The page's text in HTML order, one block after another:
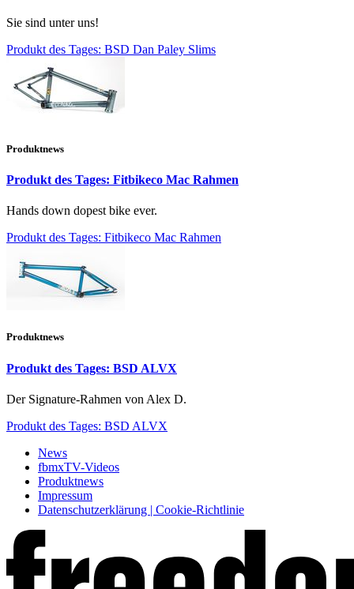
Sie sind unter uns!
Produkt des Tages: BSD Dan Paley Slims
Produktnews
Produkt des Tages: Fitbikeco Mac Rahmen
Hands down dopest bike ever.
Produkt des Tages: Fitbikeco Mac Rahmen
Produktnews
Produkt des Tages: BSD ALVX
Der Signature-Rahmen von Alex D.
Produkt des Tages: BSD ALVX
News
fbmxTV-Videos
Produktnews
Impressum
Datenschutzerklärung | Cookie-Richtlinie